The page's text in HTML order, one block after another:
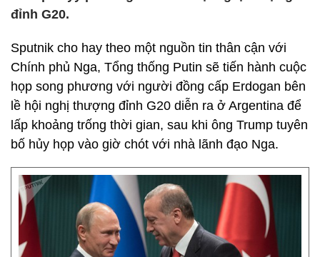
đỉnh G20.
Sputnik cho hay theo một nguồn tin thân cận với
Chính phủ Nga, Tổng thống Putin sẽ tiến hành cuộc
họp song phương với người đồng cấp Erdogan bên
lề hội nghị thượng đỉnh G20 diễn ra ở Argentina để
lấp khoảng trống thời gian, sau khi ông Trump tuyên
bố hủy họp vào giờ chót với nhà lãnh đạo Nga.